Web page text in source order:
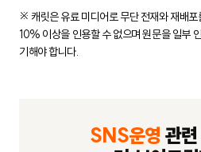
※ 캐릿은 유료 미디어로 무단 전재와 재배포
10% 이상을 인용할 수 없으며 원문을 일부
기해야 합니다.
SNS운영 관